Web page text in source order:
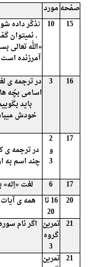
صفحه مورد
15
10 تذکّر داده
. نمی­توان
«الله تعالی
16
3
در ترجمه ی
اسامی بچّه­ ها
باید
خودش
17
2
و
3
در ترجمه ی
چند اسم به
17
6
لغت
20
16 تا
20
همه­ ی
21 تمرین
گروه
3
اگر نام
21 تمرین